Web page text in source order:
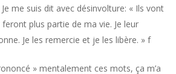
me suis dit avec désinvolture: « Ils vont
plus partie de ma vie. Je leur
Je les remercie et je les libère. » f
» mentalement ces mots, ça m’a